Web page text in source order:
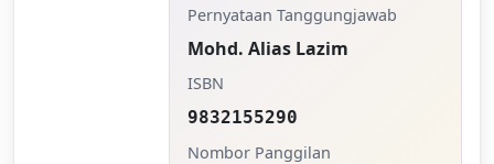
Pernyataan Tanggungjawab
Mohd. Alias Lazim
ISBN
9832155290
Nombor Panggilan